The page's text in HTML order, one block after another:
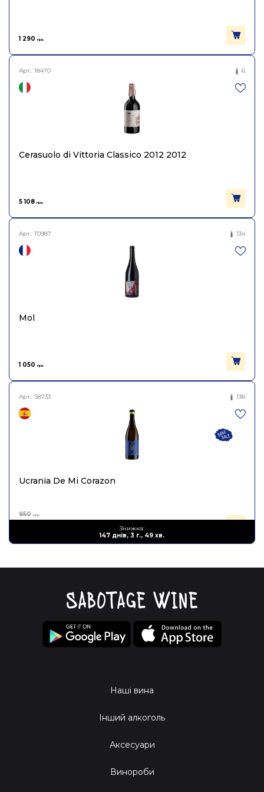
1 290 грн.
Арт.: 18470 6
Cerasuolo di Vittoria Classico 2012 2012
5 108 грн.
Арт.:T0987 134
Mol
1 050 грн.
Арт.: S8733
Знижка:
147 днів, 3 г., 49 хв.
138
Ucrania De Mi Corazon
950 грн.
Наші вина
Інший алкоголь
Аксесуари
Винороби